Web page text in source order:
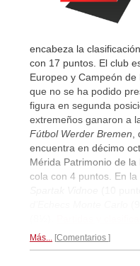
encabeza la
con 17 puntos. El club
Europeo y Campeón
que no se ha podido
figura en segunda
extremeños ganaron a
Fútbol Werder Bremen
encuentra en décimo
Mérida Patrimonio de
cola con 4 puntos. En
Más... Comentarios